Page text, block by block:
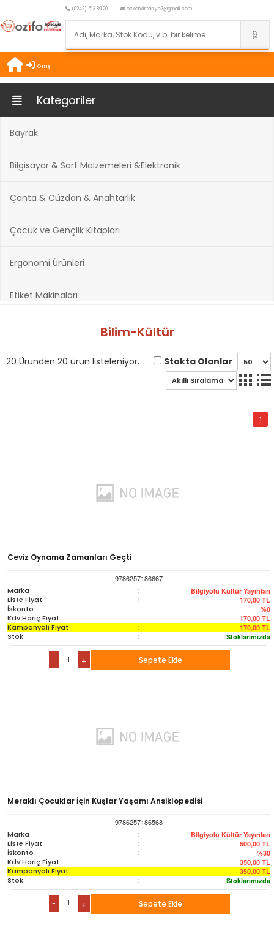
(0242) 513 89 20 ozkankirtasiye7@gmail.com
Giriş
Kategoriler
Bayrak
Bilgisayar & Sarf Malzemeleri &Elektronik
Çanta & Cüzdan & Anahtarlık
Çocuk ve Gençlik Kitapları
Ergonomi Ürünleri
Etiket Makinaları
Hobi ve Sanatsal Malzemeler
Oyuncak & Spor Gereçleri
Sözlük-Atlas
Yardımcı Kaynak Kitaplar
Ambalaj Ürünleri
Bilim-Kültür
20 Üründen 20 ürün listeleniyor. Stokta Olanlar
1
Ceviz Oynama Zamanları Geçti
9786257186667
Marka
: Bilgiyolu Kültür Yayınları
Liste Fiyat : 170,00 TL
İskonto : %0
Kdv Hariç Fiyat : 170,00 TL
Kampanyalı Fiyat : 170,00 TL
Stok : Stoklarımızda
- + Sepete Ekle
Meraklı Çocuklar İçin Kuşlar Yaşamı Ansiklopedisi
9786257186568
Marka
: Bilgiyolu Kültür Yayınları
Liste Fiyat : 500,00 TL
İskonto : %30
Kdv Hariç Fiyat : 350,00 TL
Kampanyalı Fiyat : 350,00 TL
Stok : Stoklarımızda
- + Sepete Ekle